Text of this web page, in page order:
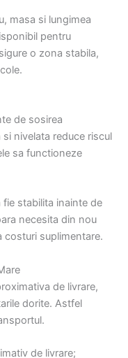
masa si lungimea
pentru
o zona stabila,
de sosirea
nivelata reduce riscul
sa functioneze
stabilita inainte de
necesita din nou
costuri suplimentare.
de livrare,
dorite. Astfel
de livrare;